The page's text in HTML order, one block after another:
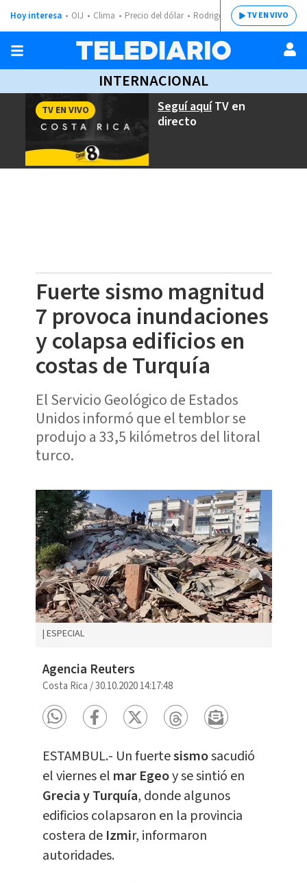
Hoy interesa OIJ Clima Precio del dólar Rodrigo ChavesTV EN VIVO
INTERNACIONAL
Seguí aquíTV en
directo
TV EN VIVO
Fuerte sismo magnitud
7 provoca inundaciones
y colapsa edificios en
costas de Turquía
El Servicio Geológico de Estados
Unidos informó que el temblor se
produjo a 33,5 kilómetros del litoral
turco.
| ESPECIAL
Agencia Reuters
Costa Rica /30.10.2020 14:17:48
ESTAMBUL.- Un fuertesismosacudió
el viernes el mar Egeoy se sintió en
Grecia y Turquía, donde algunos
edificios colapsaron en la provincia
costera de Izmir, informaron
autoridades.